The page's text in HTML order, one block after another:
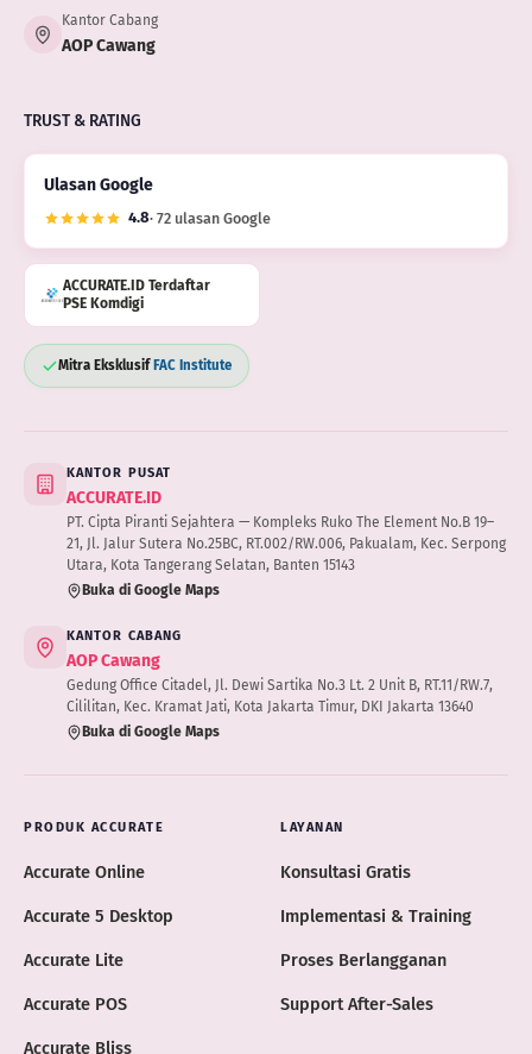
Kantor Cabang
AOP Cawang
TRUST & RATING
Ulasan Google
4.8· 72 ulasan Google
ACCURATE.ID Terdaftar
PSE Komdigi
Mitra Eksklusif FAC Institute
KANTOR PUSAT
ACCURATE.ID
PT. Cipta Piranti Sejahtera — Kompleks Ruko The Element No.B 19–
21, Jl. Jalur Sutera No.25BC, RT.002/RW.006, Pakualam, Kec. Serpong
Utara, Kota Tangerang Selatan, Banten 15143
Buka di Google Maps
KANTOR CABANG
AOP Cawang
Gedung Office Citadel, Jl. Dewi Sartika No.3 Lt. 2 Unit B, RT.11/RW.7,
Cililitan, Kec. Kramat Jati, Kota Jakarta Timur, DKI Jakarta 13640
Buka di Google Maps
PRODUK ACCURATE
Accurate Online
Accurate 5 Desktop
Accurate Lite
Accurate POS
Accurate Bliss
LAYANAN
Konsultasi Gratis
Implementasi & Training
Proses Berlangganan
Support After-Sales